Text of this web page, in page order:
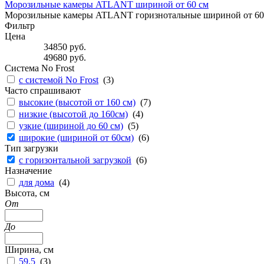
Морозильные камеры ATLANT шириной от 60 см
Морозильные камеры ATLANT горизнотальные шириной от
Фильтр
Цена
34850 руб.
49680 руб.
Система No Frost
с системой No Frost (3)
Часто спрашивают
высокие (высотой от 160 см) (7)
низкие (высотой до 160см) (4)
узкие (шириной до 60 см) (5)
широкие (шириной от 60см) (6)
Тип загрузки
с горизонтальной загрузкой (6)
Назначение
для дома (4)
Высота, см
От
До
Ширина, см
59,5 (3)